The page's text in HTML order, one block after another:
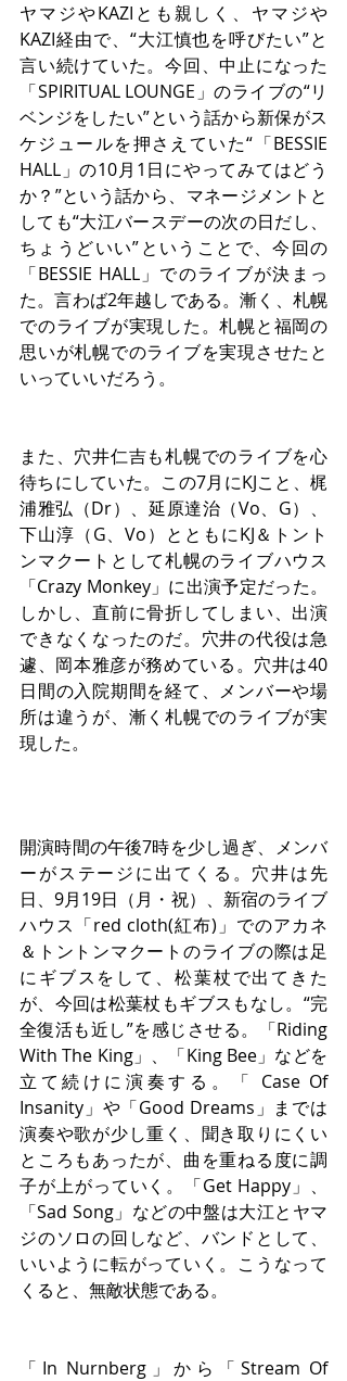
ヤマジやKAZIとも親しく、ヤマジや
KAZI経由で、“大江慎也を呼びたい”と
言い続けていた。今回、中止になった
「SPIRITUAL LOUNGE」のライブの“リ
ベンジをしたい”という話から新保がス
ケジュールを押さえていた“「BESSIE
HALL」の10月1日にやってみてはどう
か？”という話から、マネージメントと
しても“大江バースデーの次の日だし、
ちょうどいい”ということで、今回の
「BESSIE HALL」でのライブが決まっ
た。言わば2年越しである。漸く、札幌
でのライブが実現した。札幌と福岡の
思いが札幌でのライブを実現させたと
いっていいだろう。
また、穴井仁吉も札幌でのライブを心
待ちにしていた。この7月にKJこと、梶
浦雅弘（Dr）、延原達治（Vo、G）、
下山淳（G、Vo）とともにKJ＆トント
ンマクートとして札幌のライブハウス
「Crazy Monkey」に出演予定だった。
しかし、直前に骨折してしまい、出演
できなくなったのだ。穴井の代役は急
遽、岡本雅彦が務めている。穴井は40
日間の入院期間を経て、メンバーや場
所は違うが、漸く札幌でのライブが実
現した。
開演時間の午後7時を少し過ぎ、メンバ
ーがステージに出てくる。穴井は先
日、9月19日（月・祝）、新宿のライブ
ハウス「red cloth(紅布)」でのアカネ
＆トントンマクートのライブの際は足
にギブスをして、松葉杖で出てきた
が、今回は松葉杖もギブスもなし。“完
全復活も近し”を感じさせる。「Riding
With The King」、「King Bee」などを
立て続けに演奏する。「 Case Of
Insanity」や「Good Dreams」までは
演奏や歌が少し重く、聞き取りにくい
ところもあったが、曲を重ねる度に調
子が上がっていく。「Get Happy」、
「Sad Song」などの中盤は大江とヤマ
ジのソロの回しなど、バンドとして、
いいように転がっていく。こうなって
くると、無敵状態である。
「In Nurnberg」から「Stream Of